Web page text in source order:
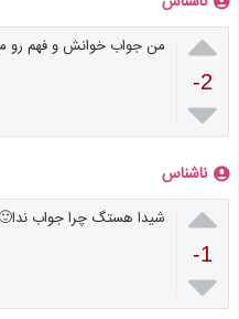

-2

من جواب خوانش و فهم رو
ناشناس

-1

شیدا هستگ چرا جواب